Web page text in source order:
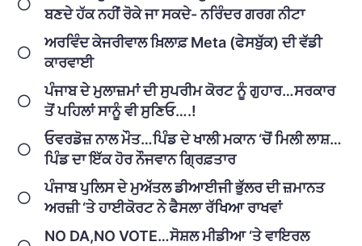
ਬਣਦੇ ਹੱਕ ਨਹੀਂ ਰੋਕੇ ਜਾ ਸਕਦੇ- ਨਰਿੰਦਰ ਗਰਗ ਨੀਟਾ
ਅਰਵਿੰਦ ਕੇਜਰੀਵਾਲ ਖ਼ਿਲਾਫ਼ Meta (ਫੇਸਬੁੱਕ) ਦੀ ਵੱਡੀ
ਕਾਰਵਾਈ
ਪੰਜਾਬ ਦੇ ਮੁਲਾਜ਼ਮਾਂ ਦੀ ਸੁਪਰੀਮ ਕੋਰਟ ਨੂੰ ਗੁਹਾਰ…ਸਰਕਾਰ
ਤੋਂ ਪਹਿਲਾਂ ਸਾਨੂੰ ਵੀ ਸੁਣਿਓ….!
ਓਵਰਡੋਜ਼ ਨਾਲ ਮੌਤ…ਪਿੰਡ ਦੇ ਖਾਲੀ ਮਕਾਨ ‘ਚੋਂ ਮਿਲੀ ਲਾਸ਼…
ਪਿੰਡ ਦਾ ਇੱਕ ਹੋਰ ਨੌਜਵਾਨ ਗ੍ਰਿਫ਼ਤਾਰ
ਪੰਜਾਬ ਪੁਲਿਸ ਦੇ ਮੁਅੱਤਲ ਡੀਆਈਜੀ ਭੁੱਲਰ ਦੀ ਜ਼ਮਾਨਤ
ਅਰਜ਼ੀ ‘ਤੇ ਹਾਈਕੋਰਟ ਨੇ ਫੈਸਲਾ ਰੱਖਿਆ ਰਾਖਵਾਂ
NO DA,NO VOTE…ਸੋਸ਼ਲ ਮੀਡੀਆ ‘ਤੇ ਵਾਇਰਲ